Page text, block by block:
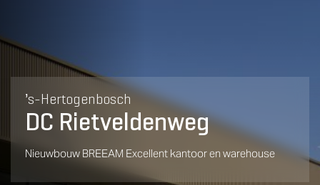
’s-Hertogenbosch
DC Rietveldenweg
Nieuwbouw BREEAM Excellent kantoor en warehouse